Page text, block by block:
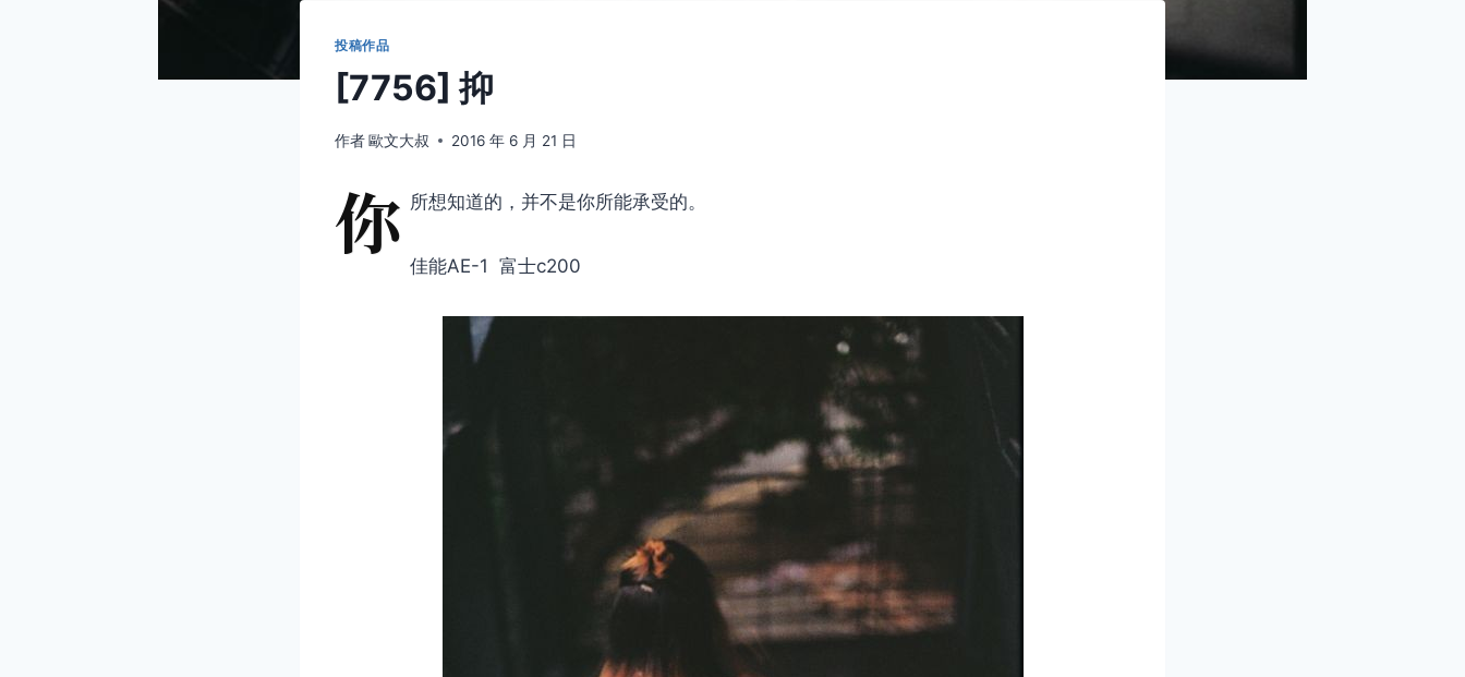
投稿作品
[7756] 抑
作者歐文大叔 2016 年 6 月 21 日
你 所想知道的，并不是你所能承受的。
佳能AE-1 富士c200